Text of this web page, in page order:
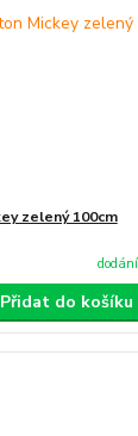
zelený 100cm
Přidat do košíku